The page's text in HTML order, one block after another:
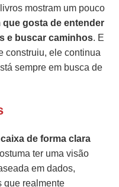
mostram um pouco
que gosta de entender
e buscar caminhos. E
construiu, ele continua
sempre em busca de
de forma clara
ter uma visão
em dados,
que realmente